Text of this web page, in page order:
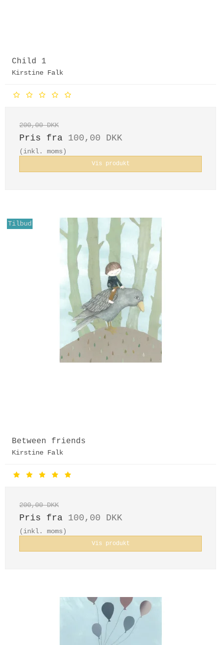
Child 1
Kirstine Falk
200,00 DKK
Pris fra 100,00 DKK
(inkl. moms)
Vis produkt
Tilbud
Between friends
Kirstine Falk
200,00 DKK
Pris fra 100,00 DKK
(inkl. moms)
Vis produkt